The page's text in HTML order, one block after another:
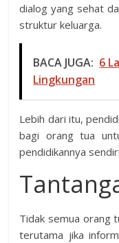
dialog yang sehat
struktur keluarga.
BACA JUGA: 6
Lingkungan
Lebih dari itu,
bagi orang tua
pendidikannya
Tidak semua orang
terutama jika